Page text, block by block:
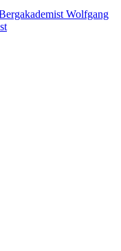
Wolfgang